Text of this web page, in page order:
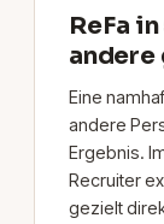
ReFa
Eine
andere
Ergebnis.
Recruiter
gezielt